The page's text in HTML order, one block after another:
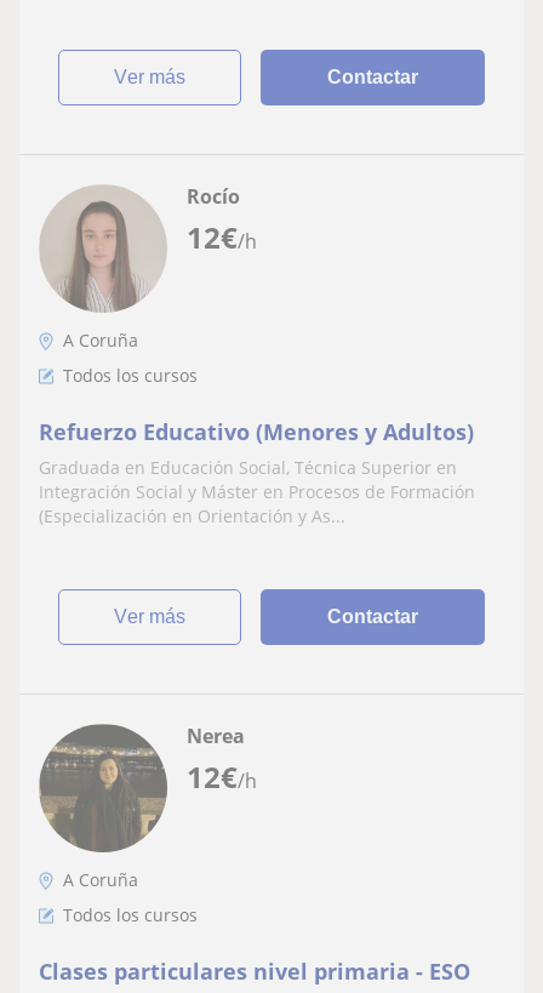
ver más Contactar
12€/h
Rocío
A Coruña
Todos los cursos
Refuerzo Educativo (Menores y Adultos)
Graduada en Educación Social, Técnica Superior en
Integración Social y Máster en Procesos de Formación
(Especialización en Orientación y As...
ver más Contactar
12€/h
Nerea
A Coruña
Todos los cursos
Clases particulares nivel primaria - ESO